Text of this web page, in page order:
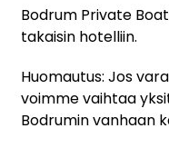
Bodrum Private
takaisin hotelliin.
Huomautus: Jos
voimme vaihtaa
Bodrumin vanhaan